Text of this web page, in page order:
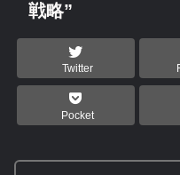
戦略”
Twitter
Pocket